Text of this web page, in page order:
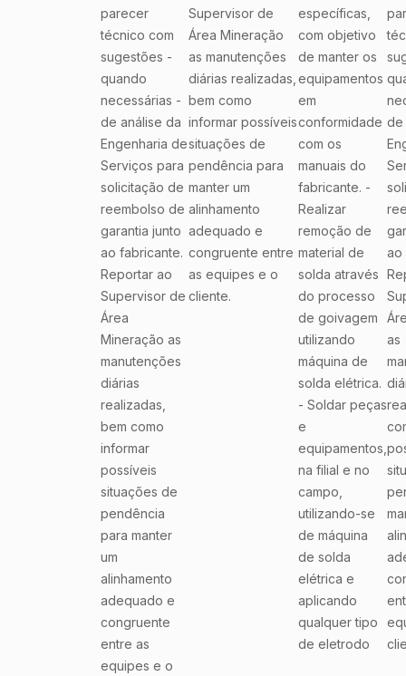
parecer
técnico com
sugestões -
quando
necessárias -
de análise da
Engenharia de
Serviços para
solicitação de
reembolso de
garantia junto
ao fabricante.
Reportar ao
Supervisor de
Área
Mineração as
manutenções
diárias
realizadas,
bem como
informar
possíveis
situações de
pendência
para manter
um
alinhamento
adequado e
congruente
entre as
equipes e o
Supervisor de
Área Mineração
as manutenções
diárias realizadas,
bem como
informar possíveis
situações de
pendência para
manter um
alinhamento
adequado e
congruente entre
as equipes e o
cliente.
específicas,
com objetivo
de manter os
equipamentos
em
conformidade
com os
manuais do
fabricante. -
Realizar
remoção de
material de
solda através
do processo
de goivagem
utilizando
máquina de
solda elétrica.
- Soldar peças
e
equipamentos,
na filial e no
campo,
utilizando-se
de máquina
de solda
elétrica e
aplicando
qualquer tipo
de eletrodo
de
ao
as